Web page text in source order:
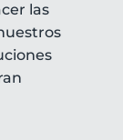
las